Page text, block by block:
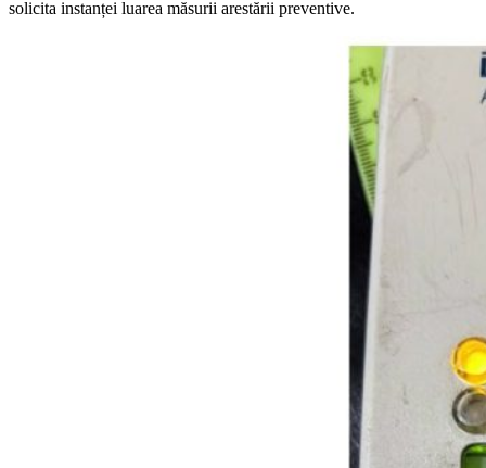
solicita instanței luarea măsurii arestării preventive.